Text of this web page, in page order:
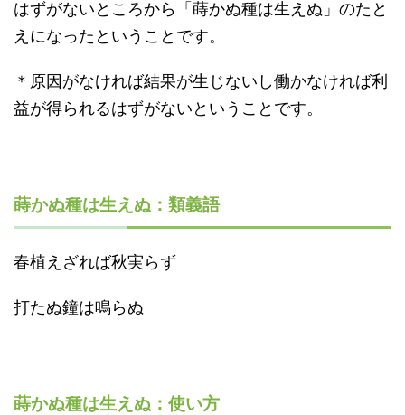
はずがないところから「蒔かぬ種は生えぬ」のたと
えになったということです。
＊原因がなければ結果が生じないし働かなければ利
益が得られるはずがないということです。
蒔かぬ種は生えぬ：類義語
春植えざれば秋実らず
打たぬ鐘は鳴らぬ
蒔かぬ種は生えぬ：使い方